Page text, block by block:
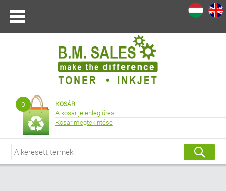
0 KOSÁR
A kosár jelenleg üres.
Kosár megtekintése